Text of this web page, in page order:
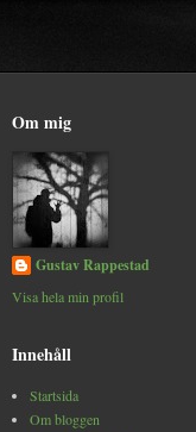
Om mig
Gustav Rappestad
Visa hela min profil
Innehåll
Startsida
Om bloggen